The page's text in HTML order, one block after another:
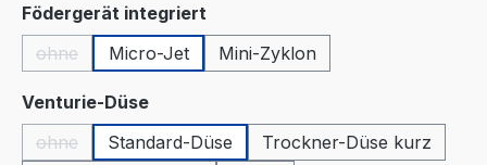
Födergerät integriert
ohne
(Diese Option ist zurzeit nicht verfügbar.)
Micro-Jet Mini-Zyklon
Venturie-Düseauswählen
ohne
(Diese Option ist zurzeit nicht verfügbar.)
Standard-Düse
Trockner-Düse kurz